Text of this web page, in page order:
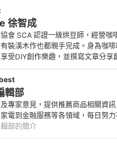
徐智成
會 SCA 認證一級烘豆師，經營
裝潢木作也都親手完成。身為咖
受DIY創作樂趣，並撰寫文章分
智成的簡介
輯部
專家意見，提供推薦商品相關資
電到金融服務等各領域，每日努
部的簡介